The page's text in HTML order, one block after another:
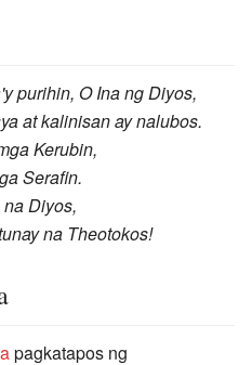
purihin, O Ina ng Diyos,
at kalinisan ay nalubos.
Kerubin,
Serafin.
Diyos,
na Theotokos!
pagkatapos ng